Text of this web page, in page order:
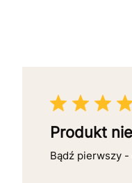
Produkt
Bądź pierwszy